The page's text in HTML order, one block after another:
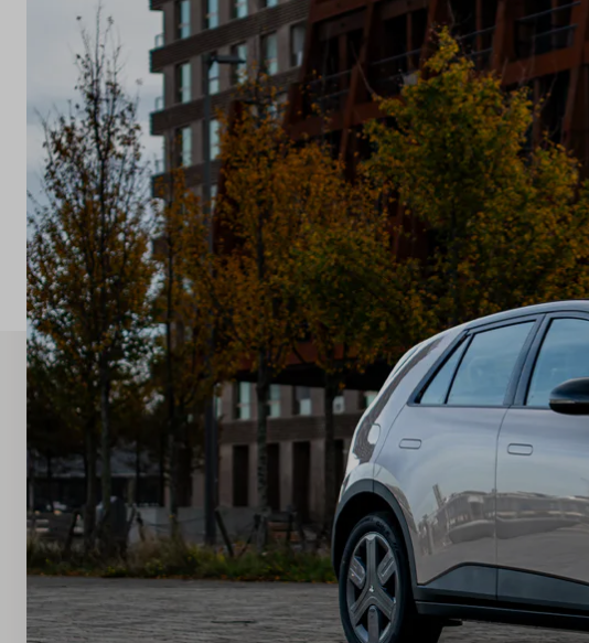
Contact
Concessionaires
Nos marques
A propos de nous
Pays
Luxembourg
Langue
Français